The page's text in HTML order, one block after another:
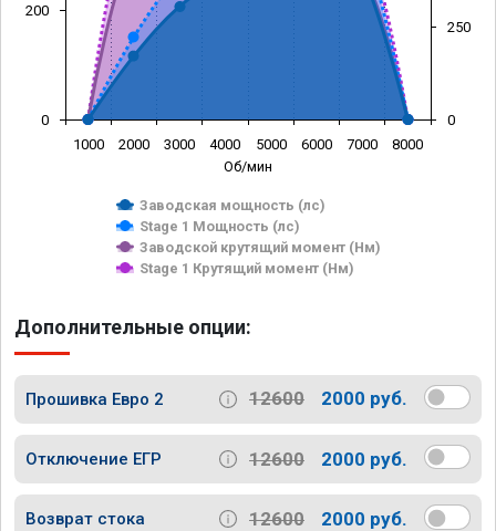
Об/мин
Заводская мощность (лс)
Stage 1 Мощность (лс)
Заводской крутящий момент (Нм)
Stage 1 Крутящий момент (Нм)
1000 2000 3000 4000 5000 6000 7000 8000
0
200
0
250
Дополнительные опции:
Прошивка Евро 2 12600 2000 руб.
Отключение ЕГР 12600 2000 руб.
Возврат стока 12600 2000 руб.